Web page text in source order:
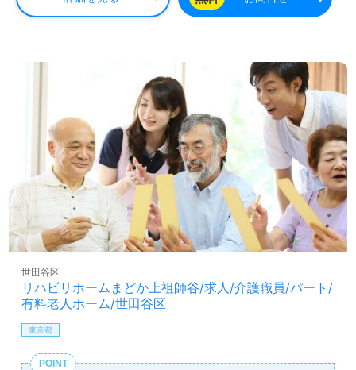
リハビリホームまどか上祖師谷/求人/介護職員/パート/
有料老人ホーム/世田谷区
世田谷区
東京都
POINT